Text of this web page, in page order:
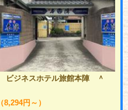
ビジネスホテル旅館本陣 ＾
（8,294円～）